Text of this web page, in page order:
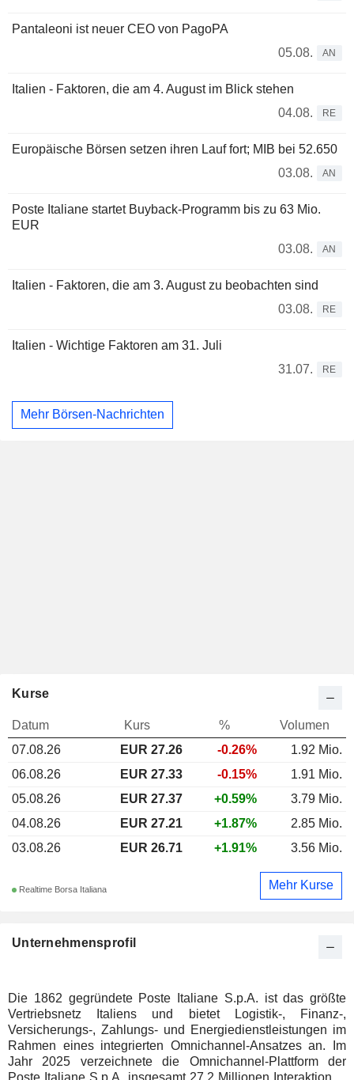
Pantaleoni ist neuer CEO von PagoPA
05.08.
AN
Italien - Faktoren, die am 4. August im Blick stehen
04.08.
RE
Europäische Börsen setzen ihren Lauf fort; MIB bei 52.650
03.08.
AN
Poste Italiane startet Buyback-Programm bis zu 63 Mio.
EUR
03.08.
AN
Italien - Faktoren, die am 3. August zu beobachten sind
03.08.
RE
Italien - Wichtige Faktoren am 31. Juli
31.07.
RE
Mehr Börsen-Nachrichten
Unternehmensprofil
Die 1862 gegründete Poste Italiane S.p.A. ist das größte
Vertriebsnetz Italiens und bietet Logistik-, Finanz-,
Versicherungs-, Zahlungs- und Energiedienstleistungen im
Rahmen eines integrierten Omnichannel-Ansatzes an. Im
Jahr 2025 verzeichnete die Omnichannel-Plattform der
Poste Italiane S.p.A. insgesamt 27,2 Millionen Interaktionen
Kurse
Datum Kurs %
Volumen
07.08.26
EUR 27.26 -0.26%
1.92 Mio.
06.08.26
EUR 27.33 -0.15%
1.91 Mio.
05.08.26
EUR 27.37 +0.59%
3.79 Mio.
04.08.26
EUR 27.21 +1.87%
2.85 Mio.
03.08.26
EUR 26.71 +1.91% 3.56 Mio.
Realtime Borsa Italiana Mehr Kurse